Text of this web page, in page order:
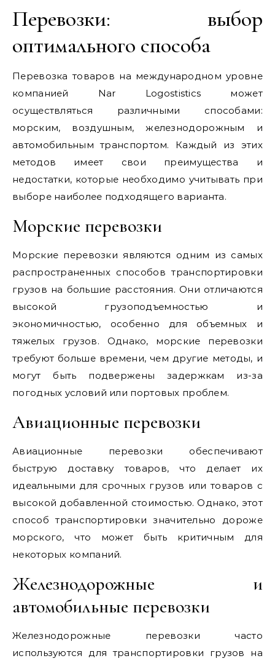
Перевозки: выбор
оптимального способа
Перевозка товаров на международном уровне
компанией Nar Logostistics может
осуществляться различными способами:
морским, воздушным, железнодорожным и
автомобильным транспортом. Каждый из этих
методов имеет свои преимущества и
недостатки, которые необходимо учитывать при
выборе наиболее подходящего варианта.
Морские перевозки
Морские перевозки являются одним из самых
распространенных способов транспортировки
грузов на большие расстояния. Они отличаются
высокой грузоподъемностью и
экономичностью, особенно для объемных и
тяжелых грузов. Однако, морские перевозки
требуют больше времени, чем другие методы, и
могут быть подвержены задержкам из-за
погодных условий или портовых проблем.
Авиационные перевозки
Авиационные перевозки обеспечивают
быструю доставку товаров, что делает их
идеальными для срочных грузов или товаров с
высокой добавленной стоимостью. Однако, этот
способ транспортировки значительно дороже
морского, что может быть критичным для
некоторых компаний.
Железнодорожные и
автомобильные перевозки
Железнодорожные перевозки часто
используются для транспортировки грузов на